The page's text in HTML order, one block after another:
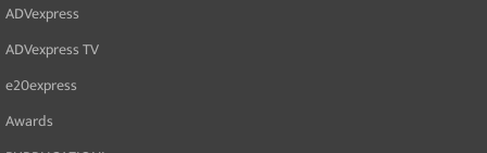
ADVexpress
ADVexpress TV
e20express
Awards